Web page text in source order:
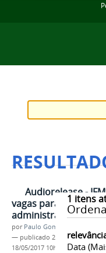
1 itens
Data
Audiorelease -
vagas para técnicos-
administrativos
por Paulo Gomes
— publicado 25/07/2016—
18/05/2017 10h39